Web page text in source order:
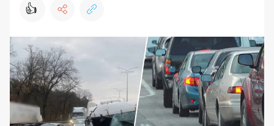
👍